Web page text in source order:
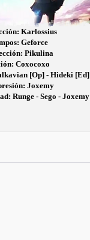
Karlossius
Geforce
Pikulina
Coxocoxo
[Op] - Hideki [Ed]
Joxemy
Runge - Sego - Joxemy